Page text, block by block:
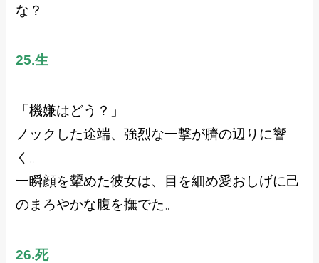
な？」
25.生
「機嫌はどう？」
ノックした途端、強烈な一撃が臍の辺りに響
く。
一瞬顔を顰めた彼女は、目を細め愛おしげに己
のまろやかな腹を撫でた。
26.死